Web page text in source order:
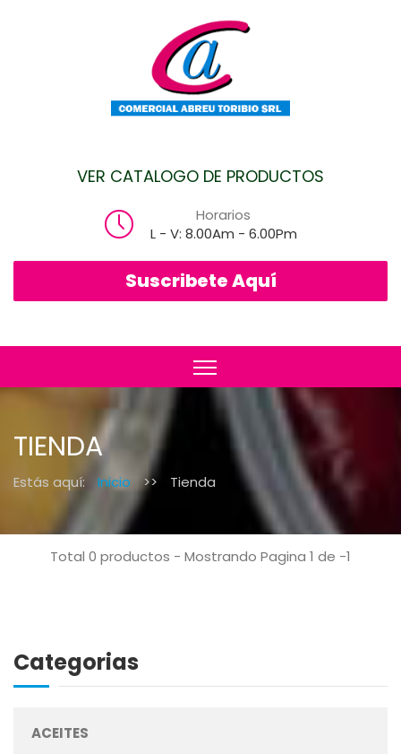
VER CATALOGO DE PRODUCTOS
Horarios
L - V: 8.00Am - 6.00Pm
Suscribete Aquí
TIENDA
Estás aquí: Inicio >> Tienda
Total 0 productos - Mostrando Pagina 1 de -1
Categorias
ACEITES